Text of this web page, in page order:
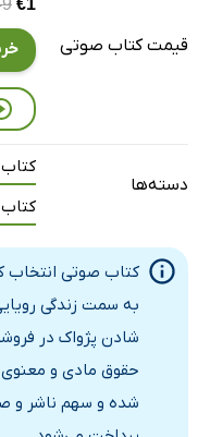
قیمت کتاب صوتی
دسته‌ها
کتاب صوتی انتخاب
به سمت زندگی
شادن پژواک در
حقوق مادی و معنوی
شده و سهم ناشر و